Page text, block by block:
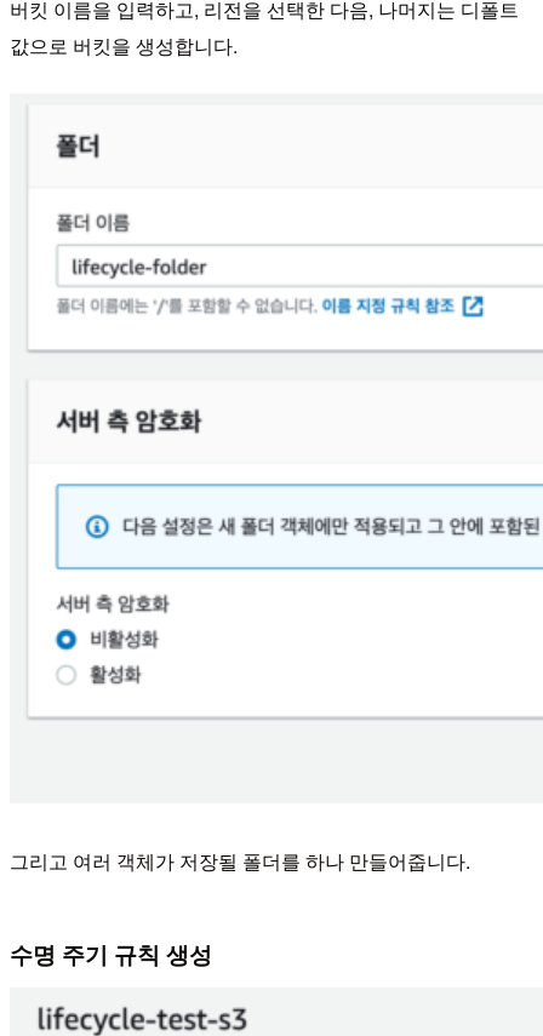
버킷 이름을 입력하고, 리전을 선택한 다음, 나머지는 디폴트
값으로 버킷을 생성합니다.
그리고 여러 객체가 저장될 폴더를 하나 만들어줍니다.
수명 주기 규칙 생성